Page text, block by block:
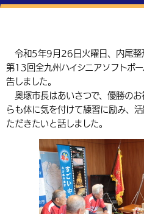
英語（English）
中国語（繁体字）
届出・登録・証明
税金
環境・衛生
選挙
事業者の方へ
農林水産業
都市整備
施設情報
手当・助成
相談・支援・情報
観光・移住
観光なび
遊ぶ・体験する
移住・定住
市政情報
中津市について
地方創生・地域活性化
行政・計画
令和5年9月26日火曜日、内尾整
第13回全九州ハイシニアソフトボ
告しました。
奥塚市長はあいさつで、優勝のお
らも体に気を付けて練習に励み、
ただきたいと話しました。